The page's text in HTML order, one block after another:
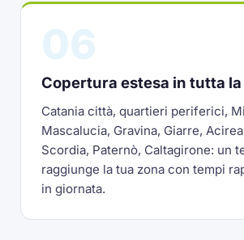
Copertura estesa in tutta
Catania città, quartieri periferici,
Mascalucia, Gravina, Giarre,
Scordia, Paternò, Caltagirone: un
raggiunge la tua zona con tempi
in giornata.